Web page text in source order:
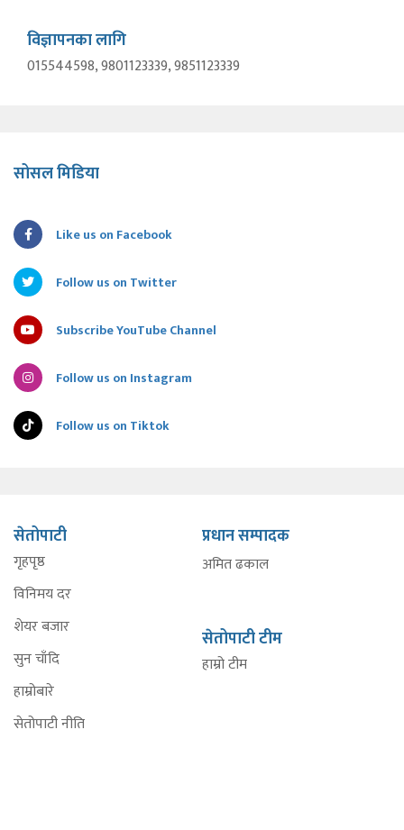
विज्ञापनका लागि
015544598, 9801123339, 9851123339
सोसल मिडिया
Like us on Facebook
Follow us on Twitter
Subscribe YouTube Channel
Follow us on Instagram
Follow us on Tiktok
सेतोपाटी
गृहपृष्ठ
विनिमय दर
शेयर बजार
सुन चाँदि
हाम्रोबारे
सेतोपाटी नीति
प्रधान सम्पादक
अमित ढकाल
सेतोपाटी टीम
हाम्रो टीम